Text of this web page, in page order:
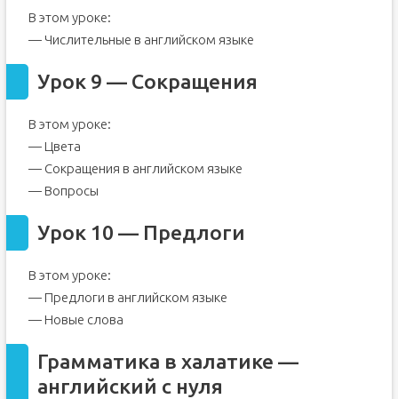
В этом уроке:
— Числительные в английском языке
Урок 9 — Сокращения
В этом уроке:
— Цвета
— Сокращения в английском языке
— Вопросы
Урок 10 — Предлоги
В этом уроке:
— Предлоги в английском языке
— Новые слова
Грамматика в халатике —
английский с нуля